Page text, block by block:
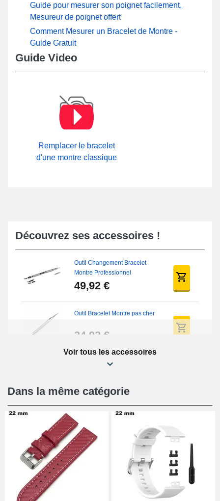
Guide pour mesurer son poignet facilement,
Mesureur de poignet offert
Comment Mesurer un Bracelet de Montre -
Guide Gratuit
Guide Video
Remplacer le bracelet
d'une montre classique
Découvrez ses accessoires !
Outil Changement Bracelet
Montre Professionnel
49,92 €
Outil Bracelet Montre pas cher
34,92 €
Kit Réparation Montre Débutant
16,90 €
Pied à Coulisse Numérique
9,90 €
Kit Horlogerie Débutant
Voir tous les accessoires
Dans la même catégorie